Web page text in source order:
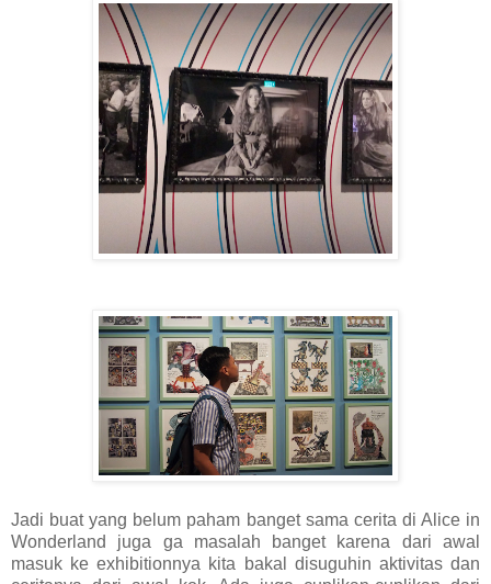
Jadi buat yang belum paham banget sama cerita di Alice in
Wonderland juga ga masalah banget karena dari awal
masuk ke exhibitionnya kita bakal disuguhin aktivitas dan